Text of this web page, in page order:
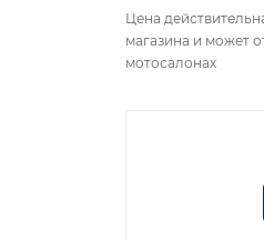
Цена
магазина и может
мотосалонах